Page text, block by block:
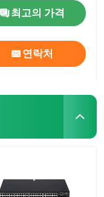
최고의 가격
연락처